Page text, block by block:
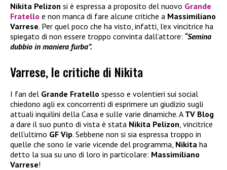
Nikita Pelizon si è espressa a proposito del nuovo Grande
Fratello e non manca di fare alcune critiche a Massimiliano
Varrese. Per quel poco che ha visto, infatti, l’ex vincitrice ha
spiegato di non essere troppo convinta dall’attore: “Semina
dubbio in maniera furba”.
Varrese, le critiche di Nikita
I fan del Grande Fratello spesso e volentieri sui social
chiedono agli ex concorrenti di esprimere un giudizio sugli
attuali inquilini della Casa e sulle varie dinamiche. A TV Blog
a dare il suo punto di vista è stata Nikita Pelizon , vincitrice
dell’ultimo GF Vip. Sebbene non si sia espressa troppo in
quelle che sono le varie vicende del programma, Nikita ha
detto la sua su uno di loro in particolare: Massimiliano
Varrese!